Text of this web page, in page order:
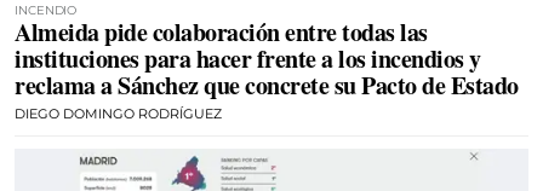
INCENDIO
Almeida pide colaboración entre todas las
instituciones para hacer frente a los incendios y
reclama a Sánchez que concrete su Pacto de Estado
DIEGO DOMINGO RODRÍGUEZ